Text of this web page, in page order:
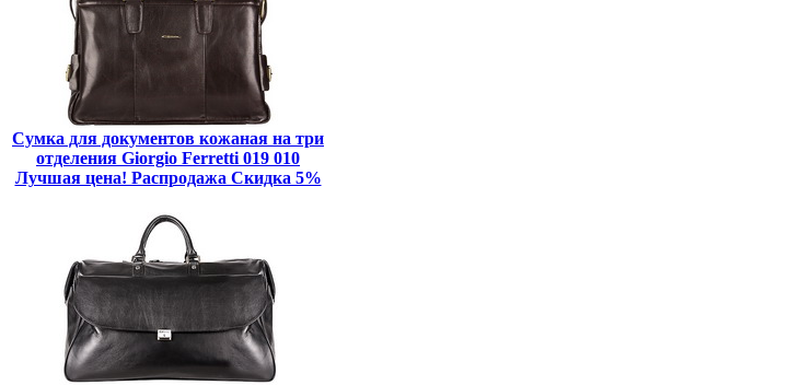
Сумка для документов кожаная на три
отделения Giorgio Ferretti 019 010
Лучшая цена! Распродажа Скидка 5%